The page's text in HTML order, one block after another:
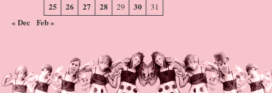
25
26 27 28 29 30 31
« Dec Feb »